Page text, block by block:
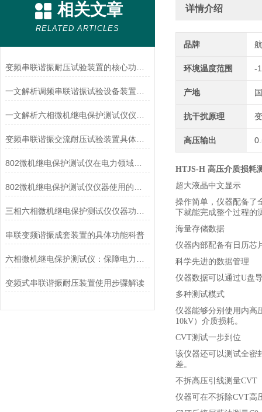
相关文章
RELATED ARTICLES
变频串联谐振交流耐压试验装置具体使用场景分析
802微机继电保护测试仪在电力领域中的用途
串联变频谐振成套装置的具体功能科普
变频式串联谐振耐压装置使用步骤解读
详情介绍
品牌
环境温度范围 -
产地
抗干扰原理
高压输出
HTJS-H 高压介质损耗
超大液晶中文显示
操作简单，仪器配备了
下就能完成整个过程的
海量存储数据
仪器内部配备有日历芯
科学先进的数据管理
仪器数据可以通过U盘
多种测试模式
仪器能够分别使用内高
10kV）介质损耗。
CVT测试一步到位
该仪器还可以测试全密
差。
不拆高压引线测量CVT
仪器可在不拆除CVT高